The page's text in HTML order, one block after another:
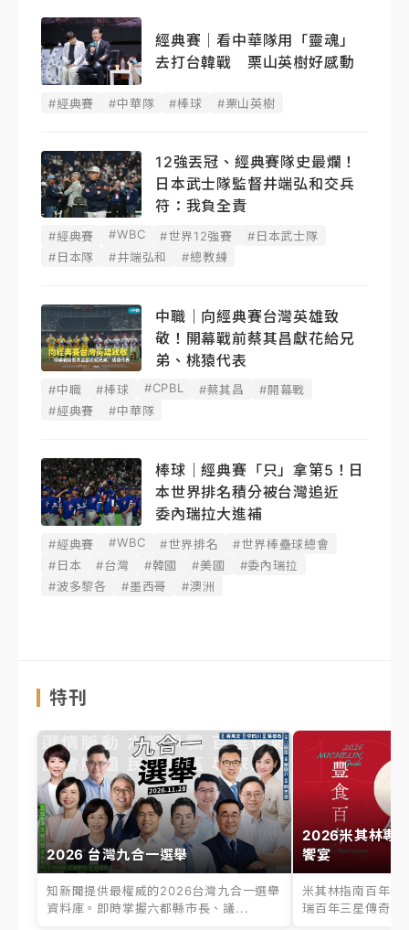
經典賽｜看中華隊用「靈魂」
去打台韓戰 栗山英樹好感動
#經典賽 #中華隊 #棒球 #栗山英樹
12強丟冠、經典賽隊史最爛！
日本武士隊監督井端弘和交兵
符：我負全責
#經典賽 #WBC #世界12強賽
#日本武士隊
#日本隊
#井端弘和 #總教練
中職｜向經典賽台灣英雄致
敬！開幕戰前蔡其昌獻花給兄
弟、桃猿代表
#中職 #棒球 #CPBL #蔡其昌
#開幕戰
#經典賽
#中華隊
棒球｜經典賽「只」拿第5！日
本世界排名積分被台灣追近
委內瑞拉大進補
#經典賽 #WBC #世界排名
#世界棒壘球總會
#日本
#台灣 #韓國 #美國
#委內瑞拉
#波多黎各
#墨西哥 #澳洲
特刊
2026 台灣九合一選舉
知新聞提供最權威的2026台灣九合一選舉
資料庫。即時掌握六都縣市長、議...
2026米其林專
饗宴
米其林指南百年之
瑞百年三星傳奇、